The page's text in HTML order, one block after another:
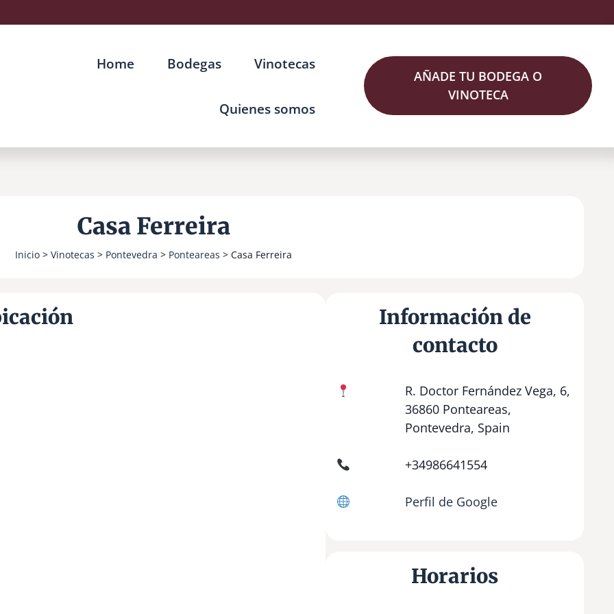
Home Bodegas Vinotecas
Quienes somos
AÑADE TU BODEGA O
VINOTECA
Casa Ferreira
Inicio > Vinotecas > Pontevedra > Ponteareas > Casa Ferreira
Información de
contacto
R. Doctor Fernández Vega, 6,
36860 Ponteareas,
Pontevedra, Spain
+34986641554
Perfil de Google
Horarios